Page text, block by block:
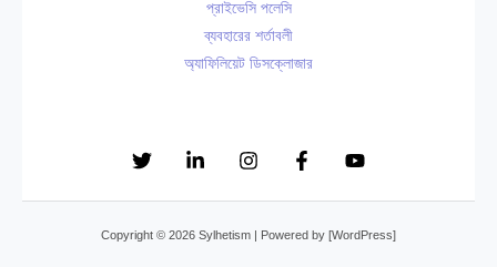
প্রাইভেসি পলেসি
ব্যবহারের শর্তাবলী
অ্যাফিলিয়েট ডিসক্লোজার
Copyright © 2026 Sylhetism | Powered by [WordPress]